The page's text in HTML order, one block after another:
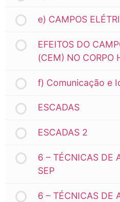
e) CAMPOS
EFEITOS DO
(CEM) NO CORPO
f) Comunicação e
ESCADAS
ESCADAS 2
6 – TÉCNICAS DE
SEP
6 – TÉCNICAS DE